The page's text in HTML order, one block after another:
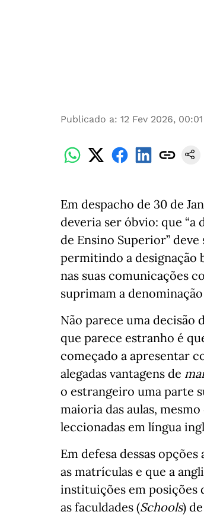
Publicado a: 12 Fev 2026, 00:01
Em despacho de 30 de
deveria ser óbvio: que
de Ensino Superior”
permitindo a designação
nas suas comunicações
suprimam a
Não parece uma decisão
que parece estranho é
começado a apresentar
alegadas vantagens de
o estrangeiro uma parte
maioria das aulas,
leccionadas em língua
Em defesa dessas
as matrículas e que a
instituições em posições
as faculdades (Schools)